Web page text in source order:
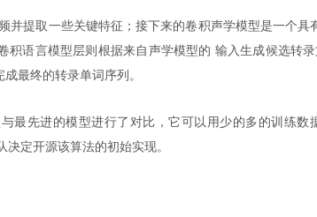
并提取一些关键特征；接下来的卷积声学模型是一个具
积语言模型层则根据来自声学模型的 输入生成候选转
最终的转录单词序列。
最先进的模型进行了对比，它可以用少的多的训练数
决定开源该算法的初始实现。